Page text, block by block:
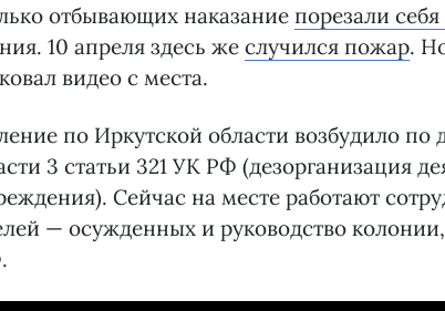
отбывающих наказание порезали
10 апреля здесь же случился пожар.
видео с места.
по Иркутской области возбудило по
3 статьи 321 УК РФ (дезорганизация
Сейчас на месте работают
— осужденных и руководство колонии,